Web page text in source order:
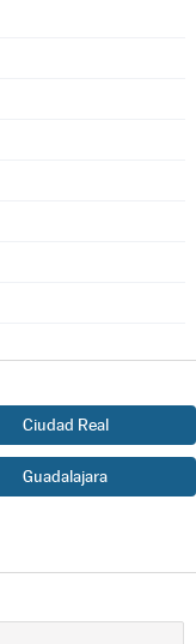
Ciudad Real
Guadalajara